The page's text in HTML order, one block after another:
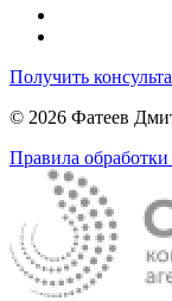
Получить
© 2026 Фатеев
Правила